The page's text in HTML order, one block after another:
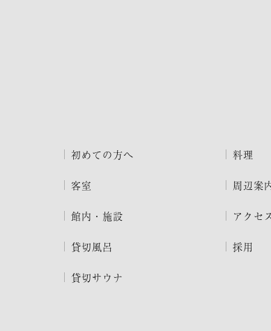
初めての方へ
客室
館内・施設
貸切風呂
貸切サウナ
料理
周辺案
アクセ
採用